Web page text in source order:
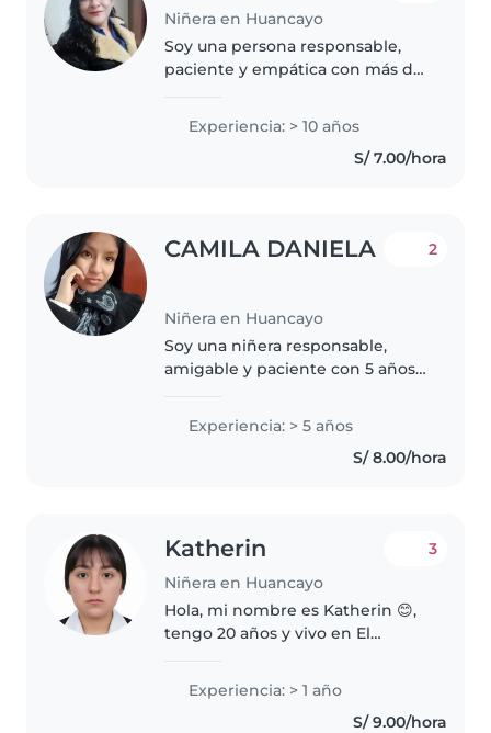
Niñera en Huancayo
Soy una persona responsable,
paciente y empática con más de
cuidado de niños de todas las
edades. Como madre, entiendo
la importancia de crear un
Experiencia: > 10 años
S/ 7.00/hora
CAMILA DANIELA
Niñera en Huancayo
2
Soy una niñera responsable,
amigable y paciente con 5 años
niños de todas las edades,
incluyendo bebés y niños con
necesidades especiales, como
Experiencia: > 5 años
S/ 8.00/hora
Katherin
Niñera en Huancayo
3
Hola, mi nombre es Katherin 😊,
tengo 20 años y vivo en El
como niñera, ya sea de forma
momentánea (horas) o
Experiencia: > 1 año
S/ 9.00/hora